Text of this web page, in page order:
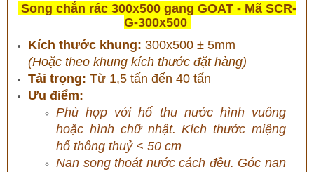
Song chắn rác 300x500 gang GOAT - Mã SCR-
G-300x500
Kích thước khung: 300x500 ± 5mm
(Hoặc theo khung kích thước đặt hàng)
Tải trọng: Từ 1,5 tấn đến 40 tấn
Ưu điểm:
Phù hợp với hố thu nước hình vuông
hoặc hình chữ nhật. Kích thước miệng
hố thông thuỷ < 50 cm
Nan song thoát nước cách đều. Góc nan